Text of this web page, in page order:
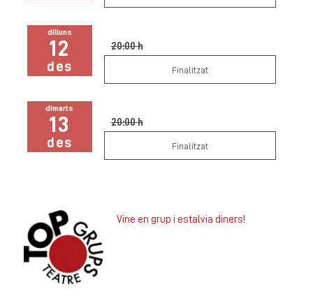
dilluns
12
des
20:00 h
Finalitzat
dimarts
13
des
20:00 h
Finalitzat
Vine en grup i estalvia diners!